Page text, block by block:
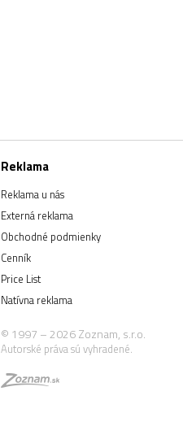
Reklama
Reklama u nás
Externá reklama
Obchodné podmienky
Cenník
Price List
Natívna reklama
© 1997 – 2026 Zoznam, s.r.o.
Autorské práva sú vyhradené.